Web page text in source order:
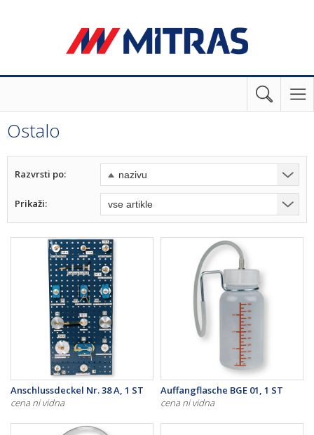
Ostalo
Razvrsti po:
Prikaži:
Anschlussdeckel Nr. 38 A, 1 ST
cena ni vidna
Auffangflasche BGE 01, 1 ST
cena ni vidna